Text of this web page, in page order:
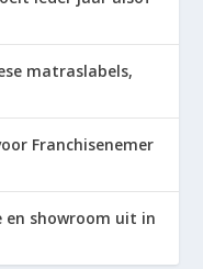
matraslabels,
Franchisenemer
en showroom uit in